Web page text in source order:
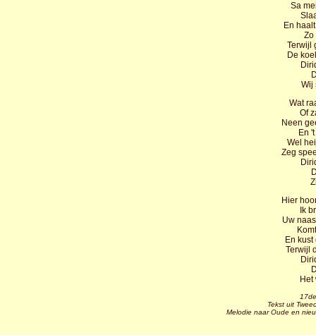
Sa
En
Zo
Terwijl
De
Wij
Wat
Of
Neen
En
Wel
Zeg
Hier
Ik
Uw
En
Terwijl
Het
Tekst uit
Melodie naar Oude en